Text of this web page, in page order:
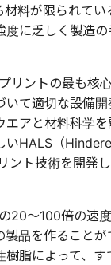
材料が限られてい
度に乏しく製造の
リントの最も核
いて適切な設備開
エアと材料科学を
いHALS（
ト技術を開発し
20～100倍の速度
製品を作ることが
樹脂によって、す